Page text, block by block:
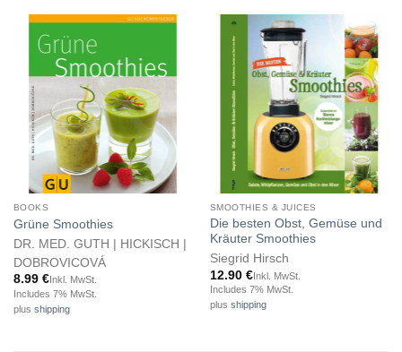
BOOKS
Grüne Smoothies
DR. MED. GUTH | HICKISCH |
DOBROVICOVÁ
8.99 €Inkl. MwSt.
Includes 7% MwSt.
plus shipping
SMOOTHIES & JUICES
Die besten Obst, Gemüse und
Kräuter Smoothies
Siegrid Hirsch
12.90 €Inkl. MwSt.
Includes 7% MwSt.
plus shipping